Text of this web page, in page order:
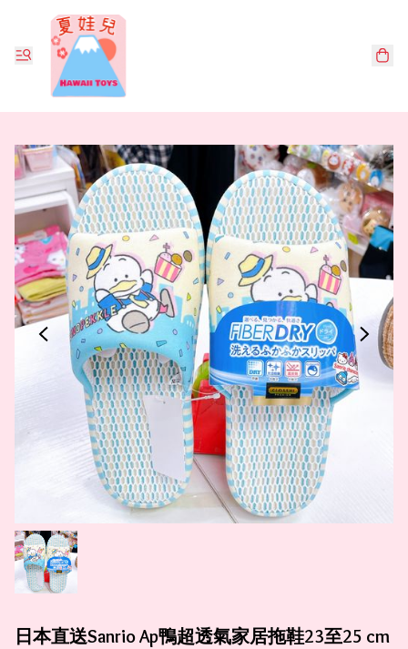
日本直送Sanrio Ap鴨超透氣家居拖鞋23至25 cm